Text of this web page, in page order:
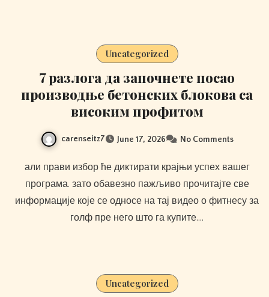
Uncategorized
7 разлога да започнете посао
производње бетонских блокова са
високим профитом
carenseitz7 June 17, 2026 No Comments
али прави избор ће диктирати крајњи успех вашег
програма. зато обавезно пажљиво прочитајте све
информације које се односе на тај видео о фитнесу за
голф пре него што га купите.…
Uncategorized